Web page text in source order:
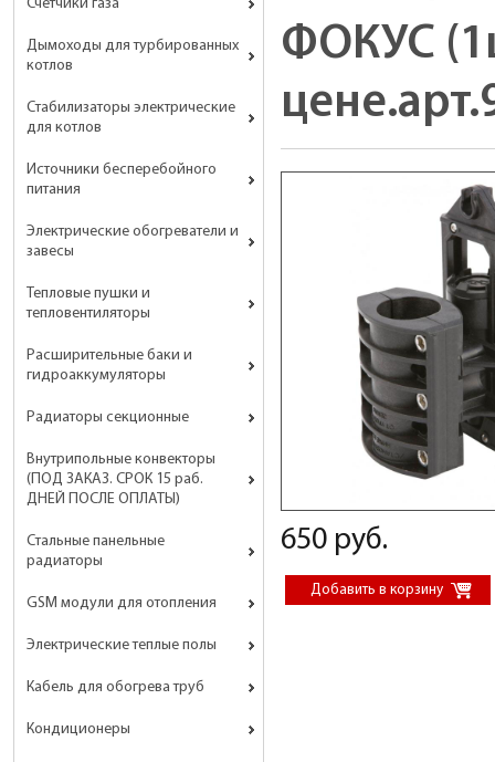
Счетчики газа
Дымоходы для турбированных
котлов
Стабилизаторы электрические
для котлов
Источники бесперебойного
питания
Электрические обогреватели и
завесы
Тепловые пушки и
тепловентиляторы
Расширительные баки и
гидроаккумуляторы
Радиаторы секционные
Внутрипольные конвекторы
(ПОД ЗАКАЗ. СРОК 15 раб.
ДНЕЙ ПОСЛЕ ОПЛАТЫ)
Стальные панельные
радиаторы
GSM модули для отопления
Электрические теплые полы
Кабель для обогрева труб
Кондиционеры
ФОКУС
650 руб.